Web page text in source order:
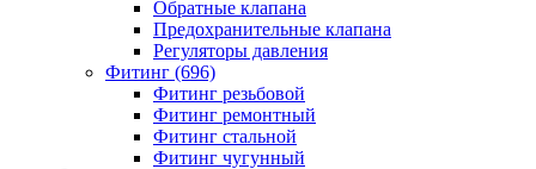
Обратные клапана
Предохранительные клапана
Регуляторы давления
Фитинг (696)
Фитинг резьбовой
Фитинг ремонтный
Фитинг стальной
Фитинг чугунный